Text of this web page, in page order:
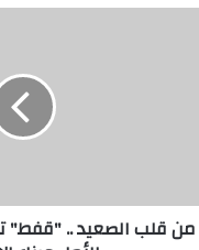
من قلب الصعيد .. "قفط"